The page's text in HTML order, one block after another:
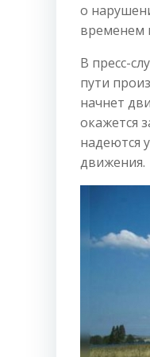
о
временем
В пресс-
пути
начнет
окажется
надеются
движения.